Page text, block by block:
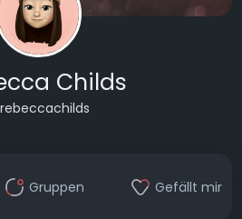
Childs
Gruppen Gefällt mir